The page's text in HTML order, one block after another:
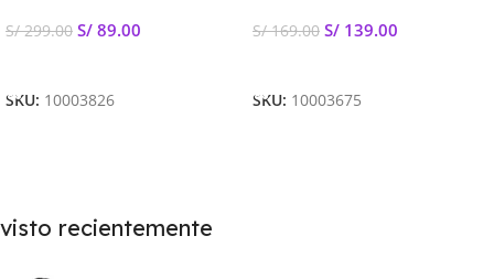
S/299.00 S/ 89.00
SKU: 10003826
S/169.00 S/ 139.00
SKU: 10003675
visto recientemente